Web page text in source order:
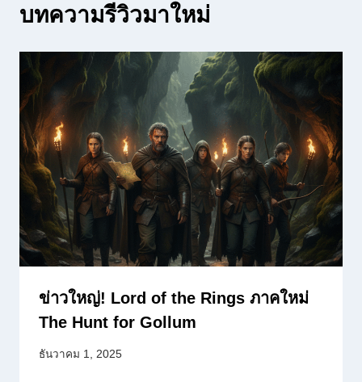
บทความรีวิวมาใหม่
ข่าวใหญ่! Lord of the Rings ภาคใหม่
The Hunt for Gollum
ธันวาคม 1, 2025